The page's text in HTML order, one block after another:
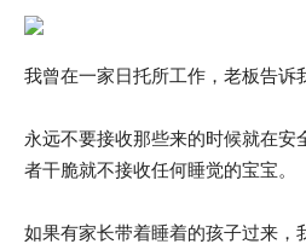
我曾在一家日托所工作，老板告诉
永远不要接收那些来的时候就在安
者干脆就不接收任何睡觉的宝宝。
如果有家长带着睡着的孩子过来，